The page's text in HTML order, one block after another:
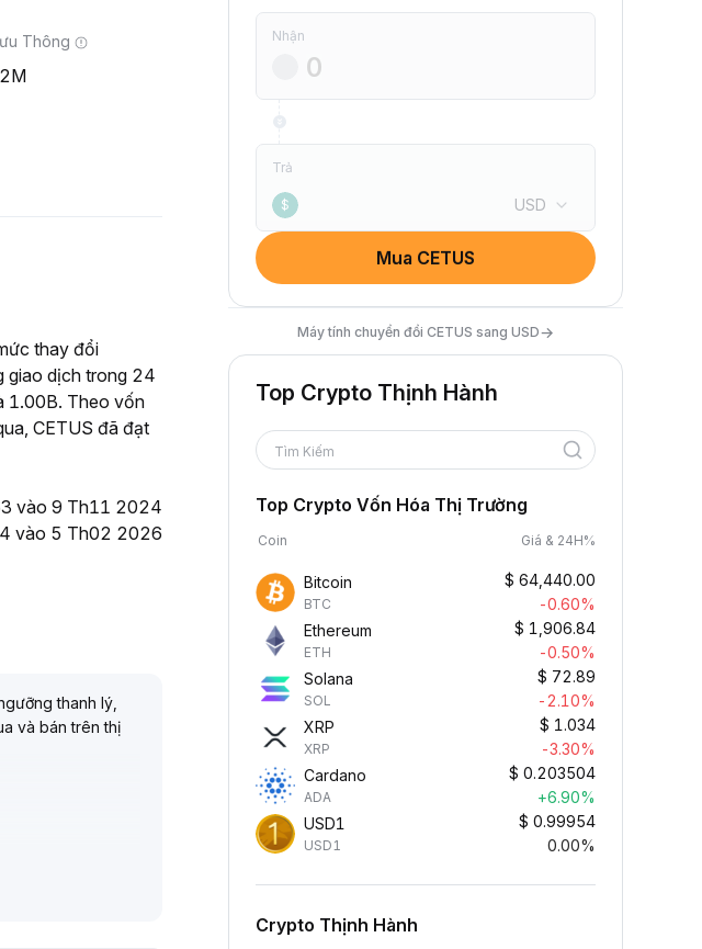
Thông
thay đổi
giao dịch trong 24
1.00B. Theo vốn
CETUS đã đạt
vào 9 Th11 2024
vào 5 Th02 2026
thanh lý,
và bán trên thị
thụ đầy đủ,
hạn và tâm lý thị
Nhận
Trả
$ USD
Mua CETUS
Máy tính chuyển đổi CETUS sang USD→
Top Crypto Thịnh Hành
Tìm Kiếm
Top Crypto Vốn Hóa Thị Trường
Coin Giá & 24H%
Bitcoin
BTC
$ 64,440.00
-0.60%
Ethereum
ETH
$ 1,906.84
-0.50%
Solana
SOL
$ 72.89
-2.10%
XRP
XRP
$ 1.034
-3.30%
Cardano
ADA
$ 0.203504
+6.90%
USD1
USD1
$ 0.99954
0.00%
Crypto Thịnh Hành